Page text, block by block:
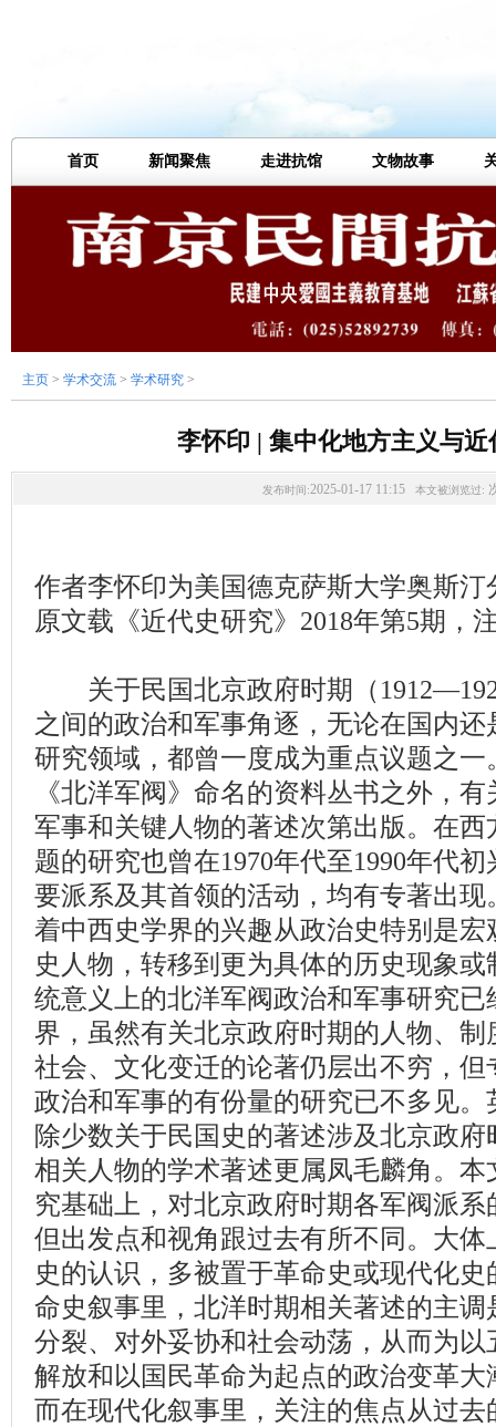
首页 新闻聚焦 走进抗馆 文物故事
主页 > 学术交流 > 学术研究 >
李怀印 | 集中化地方主义与近
发布时间:2025-01-17 11:15 本文被浏览过:
作者李怀印为美国德克萨斯大学奥斯汀
原文载《近代史研究》2018年第5期，
关于民国北京政府时期（
之间的政治和军事角逐，无论在国内
研究领域，都曾一度成为重点议题之
《北洋军阀》命名的资料丛书之外，
军事和关键人物的著述次第出版。在
题的研究也曾在1970年代至1990年代
要派系及其首领的活动，均有专著出
着中西史学界的兴趣从政治史特别是
史人物，转移到更为具体的历史现象
统意义上的北洋军阀政治和军事研究
界，虽然有关北京政府时期的人物、
社会、文化变迁的论著仍层出不穷，
政治和军事的有份量的研究已不多见
除少数关于民国史的著述涉及北京政
相关人物的学术著述更属凤毛麟角。
究基础上，对北京政府时期各军阀派
但出发点和视角跟过去有所不同。大
史的认识，多被置于革命史或现代化
命史叙事里，北洋时期相关著述的主
分裂、对外妥协和社会动荡，从而为
解放和以国民革命为起点的政治变革
而在现代化叙事里，关注的焦点从过